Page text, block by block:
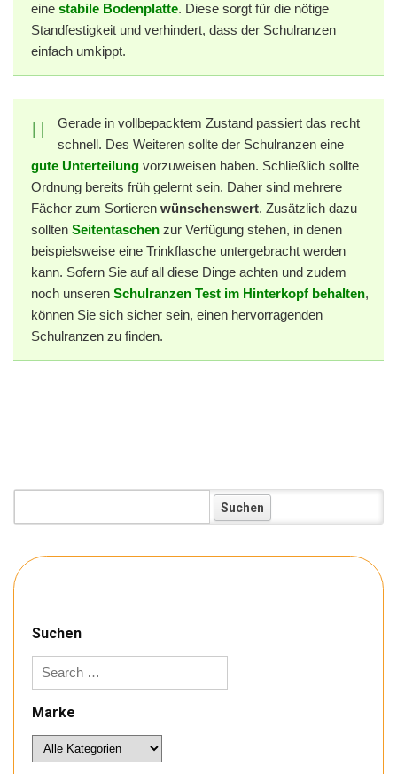
eine stabile Bodenplatte. Diese sorgt für die nötige
Standfestigkeit und verhindert, dass der Schulranzen
einfach umkippt.
Gerade in vollbepacktem Zustand passiert das recht
schnell. Des Weiteren sollte der Schulranzen eine
gute Unterteilung vorzuweisen haben. Schließlich sollte
Ordnung bereits früh gelernt sein. Daher sind mehrere
Fächer zum Sortieren wünschenswert. Zusätzlich dazu
sollten Seitentaschen zur Verfügung stehen, in denen
beispielsweise eine Trinkflasche untergebracht werden
kann. Sofern Sie auf all diese Dinge achten und zudem
noch unseren Schulranzen Test im Hinterkopf behalten,
können Sie sich sicher sein, einen hervorragenden
Schulranzen zu finden.
Suchen
Marke